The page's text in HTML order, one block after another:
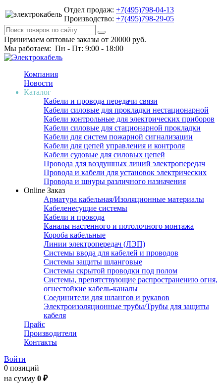
Отдел продаж: +7(495)798-04-13
Производство: +7(495)798-29-05
Принимаем оптовые заказы от 20000 руб.
Мы работаем: Пн - Пт: 9:00 - 18:00
Компания
Новости
Каталог
Кабели и провода передачи связи
Кабели силовые для прокладки нестационарной
Кабели контрольные для электрических приборов
Кабели силовые для стационарной прокладки
Кабели для систем пожарной сигнализации
Кабели для цепей управления и контроля
Кабели судовые для силовых цепей
Провода для воздушных линий электропередач
Провода и кабели для установок электрических
Провода и шнуры различного назначения
Online Заказ
Арматура кабельная/Изоляционные материалы
Кабеленесущие системы
Кабели и провода
Каналы настенного и потолочного монтажа
Короба кабельные
Линии электропередач (ЛЭП)
Системы ввода для кабелей и проводов
Системы защиты шланговые
Системы скрытой проводки под полом
Системы, препятствующие распространению огня,
огнестойкие кабель-каналы
Соединители для шлангов и рукавов
Электроизоляционные трубы/Трубы для защиты
кабеля
Прайс
Производители
Контакты
Войти
0 позиций
на сумму 0 ₽